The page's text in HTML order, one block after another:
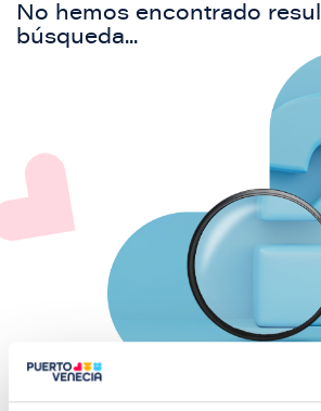
No hemos encontrado
búsqueda...